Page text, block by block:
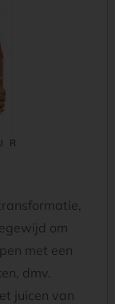
om
met een
dmv.
juicen van